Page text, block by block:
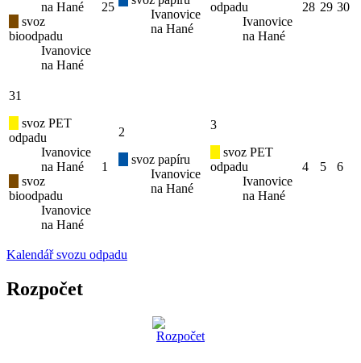
na Hané
svoz
bioodpadu
Ivanovice
na Hané
25
Ivanovice
na Hané
odpadu
Ivanovice
na Hané
28 29 30
31
svoz PET
odpadu
Ivanovice
na Hané
svoz
bioodpadu
Ivanovice
na Hané
1
2
svoz papíru
Ivanovice
na Hané
3
svoz PET
odpadu
Ivanovice
na Hané
4 5 6
Kalendář svozu odpadu
Rozpočet